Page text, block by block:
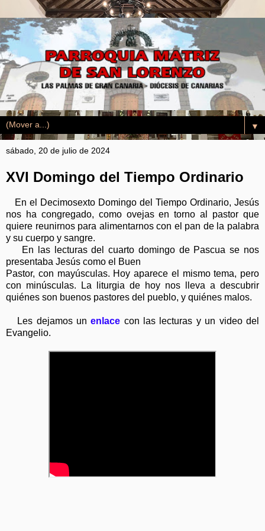
▼
sábado, 20 de julio de 2024
XVI Domingo del Tiempo Ordinario
En el Decimosexto Domingo del Tiempo Ordinario, Jesús
nos ha congregado, como ovejas en torno al pastor que
quiere reunirnos para alimentarnos con el pan de la palabra
y su cuerpo y sangre.
En las lecturas del cuarto domingo de Pascua se nos
presentaba Jesús como el Buen
Pastor, con mayúsculas. Hoy aparece el mismo tema, pero
con minúsculas. La liturgia de hoy nos lleva a descubrir
quiénes son buenos pastores del pueblo, y quiénes malos.
Les dejamos unenlace con las lecturas y un video del
Evangelio.